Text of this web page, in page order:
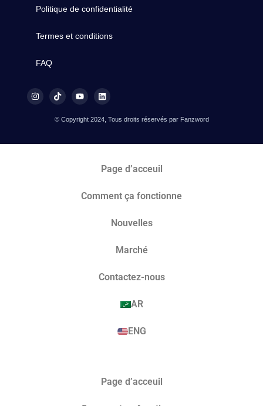
Politique de confidentialité
Termes et conditions
FAQ
© Copyright 2024, Tous droits réservés par Fanzword
Page d’acceuil
Comment ça fonctionne
Nouvelles
Marché​
Contactez-nous
AR
ENG
Page d’acceuil